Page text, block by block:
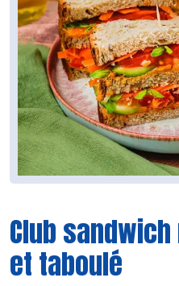
Club
et taboulé